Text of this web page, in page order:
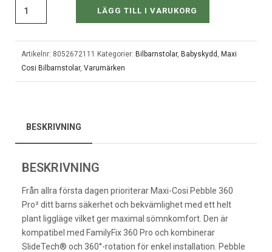
LÄGG TILL I VARUKORG
Artikelnr: 8052672111 Kategorier: Bilbarnstolar, Babyskydd , Maxi
Cosi Bilbarnstolar, Varumärken
BESKRIVNING
BESKRIVNING
Från allra första dagen prioriterar Maxi-Cosi Pebble 360
Pro² ditt barns säkerhet och bekvämlighet med ett helt
plant liggläge vilket ger maximal sömnkomfort. Den är
kompatibel med FamilyFix 360 Pro och kombinerar
SlideTech® och 360°-rotation för enkel installation. Pebble